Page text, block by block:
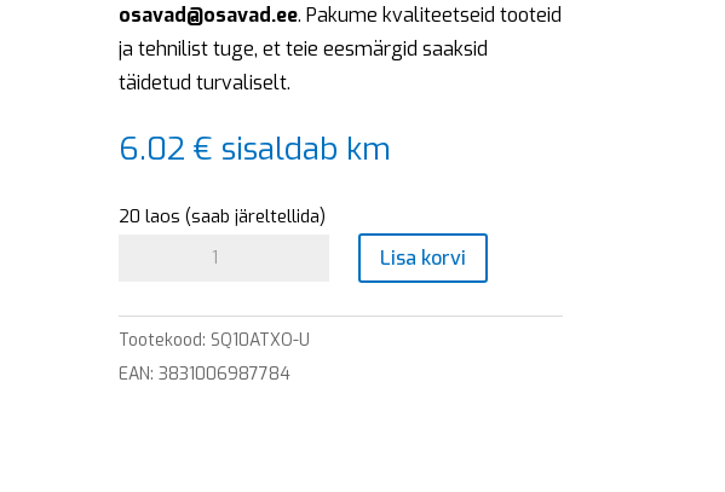
osavad@osavad.ee. Pakume kvaliteetseid tooteid
ja tehnilist tuge, et teie eesmärgid saaksid
täidetud turvaliselt.
6.02€ sisaldab km
20 laos (saab järeltellida)
LOGIQ
antratsiit
Lisa korvi
Tootekood: SQ10ATXO-U
EAN: 3831006987784